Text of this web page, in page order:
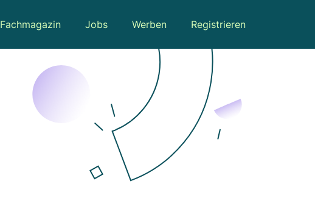
Fachmagazin Jobs Werben Registrieren